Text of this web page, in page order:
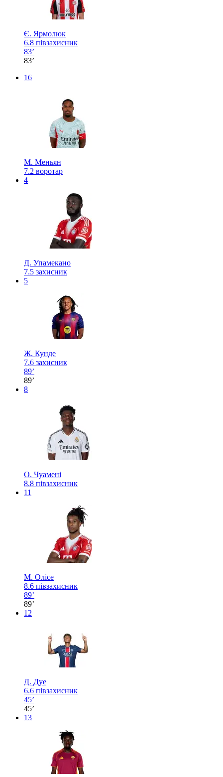
Є. Ярмолюк
6.8 півзахисник
83’
83’
16
М. Меньян
7.2 воротар
4
Д. Упамекано
7.5 захисник
5
Ж. Кунде
7.6 захисник
89’
89’
8
О. Чуамені
8.8 півзахисник
11
М. Олісе
8.6 півзахисник
89’
89’
12
Д. Дуе
6.6 півзахисник
45’
45’
13